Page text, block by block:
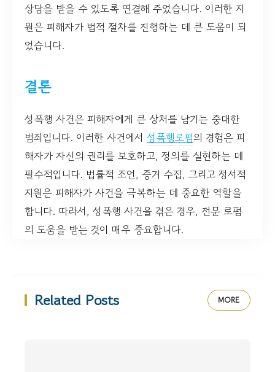
상담을 받을 수 있도록 연결해 주었습니다. 이러한 지
원은 피해자가 법적 절차를 진행하는 데 큰 도움이 되
었습니다.
결론
성폭행 사건은 피해자에게 큰 상처를 남기는 중대한
범죄입니다. 이러한 사건에서 성폭행로펌의 경험은 피
해자가 자신의 권리를 보호하고, 정의를 실현하는 데
필수적입니다. 법률적 조언, 증거 수집, 그리고 정서적
지원은 피해자가 사건을 극복하는 데 중요한 역할을
합니다. 따라서, 성폭행 사건을 겪은 경우, 전문 로펌
의 도움을 받는 것이 매우 중요합니다.
Related Posts MORE